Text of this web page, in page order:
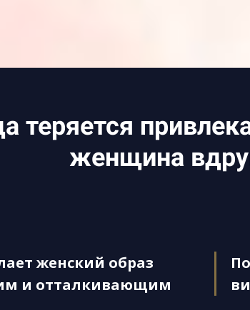
теряется
женщина
женский образ
и отталкивающим